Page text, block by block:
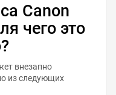
Canon
чего это
внезапно
из следующих